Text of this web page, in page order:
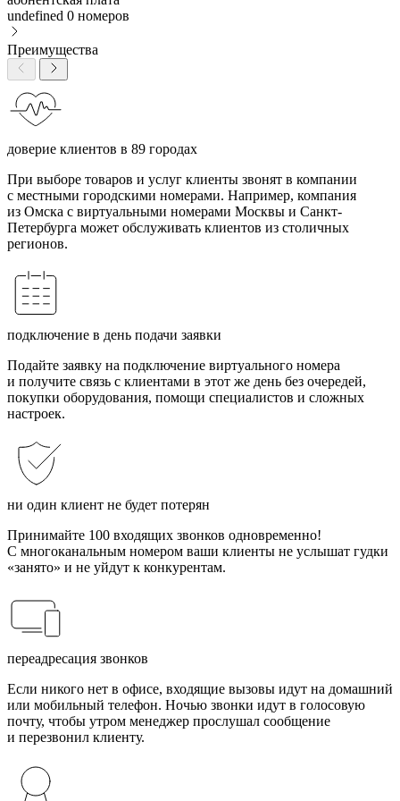
undefined 0 номеров
Преимущества
доверие клиентов в 89 городах
При выборе товаров и услуг клиенты звонят в компании
с местными городскими номерами. Например, компания
из Омска с виртуальными номерами Москвы и Санкт-
Петербурга может обслуживать клиентов из столичных
регионов.
подключение в день подачи заявки
Подайте заявку на подключение виртуального номера
и получите связь с клиентами в этот же день без очередей,
покупки оборудования, помощи специалистов и сложных
настроек.
ни один клиент не будет потерян
Принимайте 100 входящих звонков одновременно!
С многоканальным номером ваши клиенты не услышат гудки
«занято» и не уйдут к конкурентам.
переадресация звонков
Если никого нет в офисе, входящие вызовы идут на домашний
или мобильный телефон. Ночью звонки идут в голосовую
почту, чтобы утром менеджер прослушал сообщение
и перезвонил клиенту.